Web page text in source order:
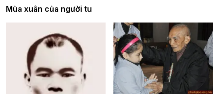
Mùa xuân của người tu